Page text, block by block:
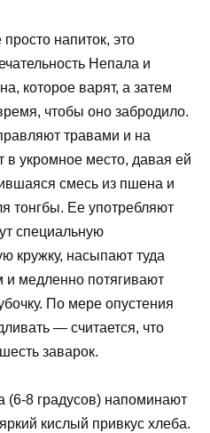
напиток, это
Непала и
которое варят, а затем
чтобы оно забродило.
травами и на
в укромное место, давая ей
смесь из пшена и
тонгбы. Ее употребляют
специальную
кружку, насыпают туда
и медленно потягивают
По мере опустения
— считается, что
заварок.
(6-8 градусов) напоминают
кислый привкус хлеба.